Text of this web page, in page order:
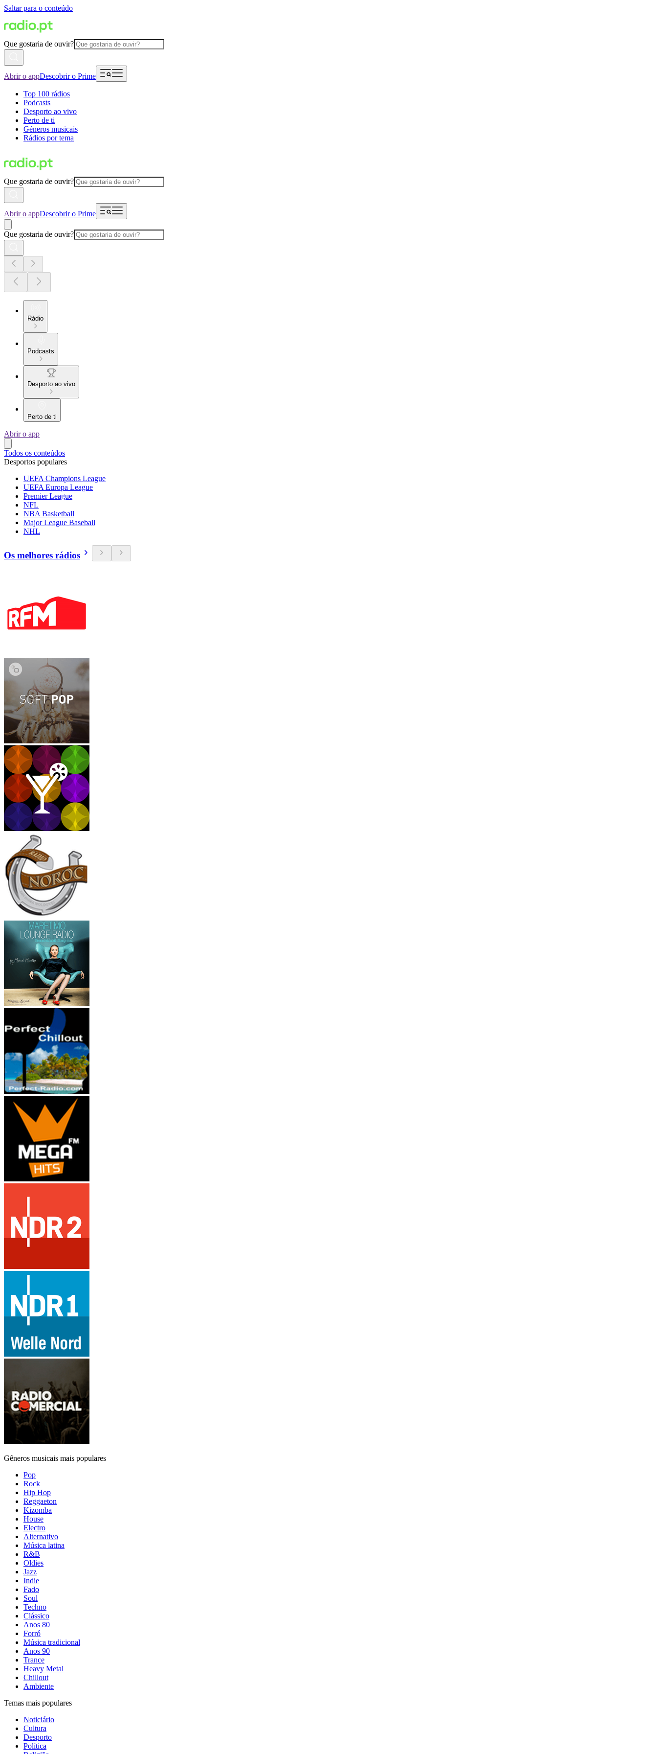
Saltar para o conteúdo
Que gostaria de ouvir?
Abrir o appDescobrir o Prime
Top 100 rádios
Podcasts
Desporto ao vivo
Perto de ti
Géneros musicais
Rádios por tema
Que gostaria de ouvir?
Abrir o appDescobrir o Prime
Que gostaria de ouvir?
Rádio
Podcasts
Desporto ao vivo
Perto de ti
Abrir o app
Todos os conteúdos
Desportos populares
UEFA Champions League
UEFA Europa League
Premier League
NFL
NBA Basketball
Major League Baseball
NHL
Os melhores rádios
Gêneros musicais mais populares
Pop
Rock
Hip Hop
Reggaeton
Kizomba
House
Electro
Alternativo
Música latina
R&B
Oldies
Jazz
Indie
Fado
Soul
Techno
Clássico
Anos 80
Forró
Música tradicional
Anos 90
Trance
Heavy Metal
Chillout
Ambiente
Temas mais populares
Noticiário
Cultura
Desporto
Política